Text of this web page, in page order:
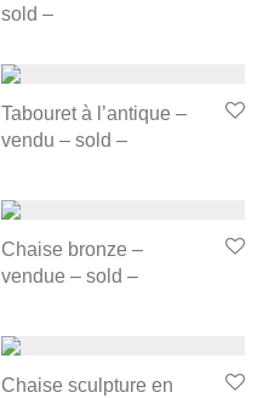
sold –
Tabouret à l’antique –
vendu – sold –
Chaise bronze –
vendue – sold –
Chaise sculpture en